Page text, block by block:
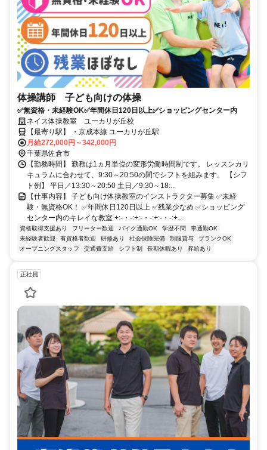
体操講師 子ども向けの体操
✅無資格・未経験OK✅年間休日120日以上✅ショッピングセンター内
ネイス体操教室 ユーカリが丘校
【最寄り駅】 ・京成本線 ユーカリが丘駅
月給272,000円～342,000円
千葉県佐倉市
【勤務時間】 勤務は1ヵ月単位の変形労働時間制です。 レッスンカリ
キュラムに合わせて、9:30～20:50の間でシフトを組みます。 【シフ
ト例】 平日／13:30～20:50 土日／9:30～18:...
【仕事内容】 子ども向け体操教室のインストラクター募集 ✅未経
験・無資格OK！ ✅年間休日120日以上 ✅残業少なめ ✅ショッピング
センター内のキレイな教室 +:-・-:+:-・-:+:-・-:+...
資格取得支援あり フリーター歓迎 バイク通勤OK 学歴不問
車通勤OK
未経験者歓迎
有資格者歓迎 研修あり 社会保険完備 制服貸与
ブランクOK
オープニングスタッフ
交通費支給 シフト制 長期休暇あり 昇給あり
正社員